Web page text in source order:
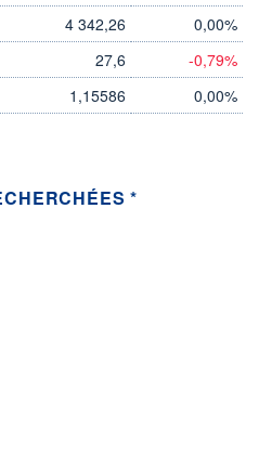
4 342,26 0,00%
27,6 -0,79%
1,15586 0,00%
*